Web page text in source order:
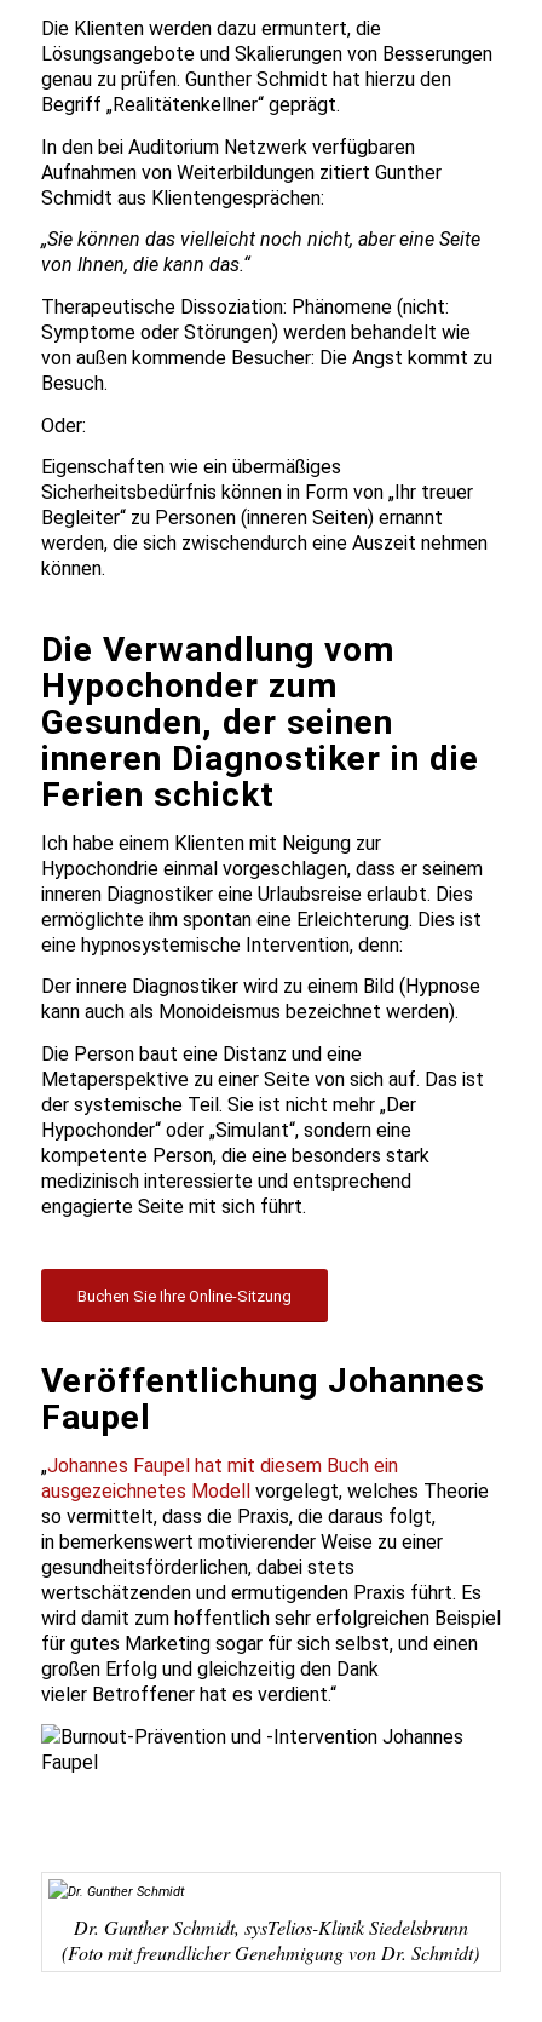
Die Klienten werden dazu ermuntert, die
Lösungsangebote und Skalierungen von Besserungen
genau zu prüfen. Gunther Schmidt hat hierzu den
Begriff „Realitätenkellner“ geprägt.
In den bei Auditorium Netzwerk verfügbaren
Aufnahmen von Weiterbildungen zitiert Gunther
Schmidt aus Klientengesprächen:
„Sie können das vielleicht noch nicht, aber eine Seite
von Ihnen, die kann das.“
Therapeutische Dissoziation: Phänomene (nicht:
Symptome oder Störungen) werden behandelt wie
von außen kommende Besucher: Die Angst kommt zu
Besuch.
Oder:
Eigenschaften wie ein übermäßiges
Sicherheitsbedürfnis können in Form von „Ihr treuer
Begleiter“ zu Personen (inneren Seiten) ernannt
werden, die sich zwischendurch eine Auszeit nehmen
können.
Die Verwandlung vom
Hypochonder zum
Gesunden, der seinen
inneren Diagnostiker in die
Ferien schickt
Ich habe einem Klienten mit Neigung zur
Hypochondrie einmal vorgeschlagen, dass er seinem
inneren Diagnostiker eine Urlaubsreise erlaubt. Dies
ermöglichte ihm spontan eine Erleichterung. Dies ist
eine hypnosystemische Intervention, denn:
Der innere Diagnostiker wird zu einem Bild (Hypnose
kann auch als Monoideismus bezeichnet werden).
Die Person baut eine Distanz und eine
Metaperspektive zu einer Seite von sich auf. Das ist
der systemische Teil. Sie ist nicht mehr „Der
Hypochonder“ oder „Simulant“, sondern eine
kompetente Person, die eine besonders stark
medizinisch interessierte und entsprechend
engagierte Seite mit sich führt.
Buchen Sie Ihre Online-Sitzung
Veröffentlichung Johannes
Faupel
„Johannes Faupel hat mit diesem Buch ein
ausgezeichnetes Modellvorgelegt, welches Theorie
so vermittelt, dass die Praxis, die daraus folgt,
in bemerkenswert motivierender Weise zu einer
gesundheitsförderlichen, dabei stets
wertschätzenden und ermutigenden Praxis führt. Es
wird damit zum hoffentlich sehr erfolgreichen Beispiel
für gutes Marketing sogar für sich selbst, und einen
großen Erfolg und gleichzeitig den Dank
vieler Betroffener hat es verdient.“
Dr. Gunther Schmidt, sysTelios-Klinik Siedelsbrunn
(Foto mit freundlicher Genehmigung von Dr. Schmidt)